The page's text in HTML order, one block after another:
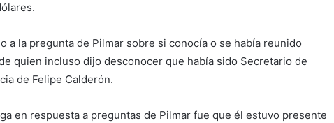
a la pregunta de Pilmar sobre si conocía o se había reunido
quien incluso dijo desconocer que había sido Secretario de
de Felipe Calderón.
en respuesta a preguntas de Pilmar fue que él estuvo presente